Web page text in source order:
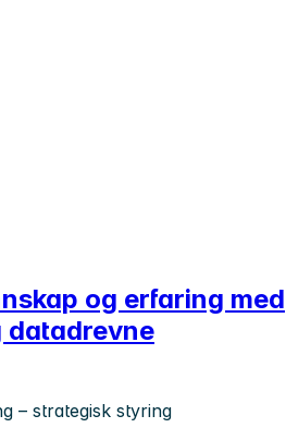
og erfaring med
datadrevne
– strategisk styring